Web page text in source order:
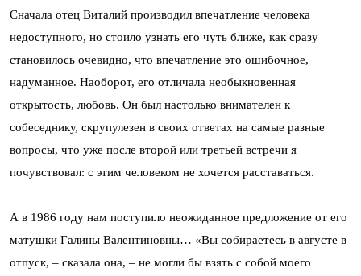
Сначала отец Виталий производил впечатление человека
недоступного, но стоило узнать его чуть ближе, как сразу
становилось очевидно, что впечатление это ошибочное,
надуманное. Наоборот, его отличала необыкновенная
открытость, любовь. Он был настолько внимателен к
собеседнику, скрупулезен в своих ответах на самые разные
вопросы, что уже после второй или третьей встречи я
почувствовал: с этим человеком не хочется расставаться.
А в 1986 году нам поступило неожиданное предложение от его
матушки Галины Валентиновны… «Вы собираетесь в августе в
отпуск, – сказала она, – не могли бы взять с собой моего